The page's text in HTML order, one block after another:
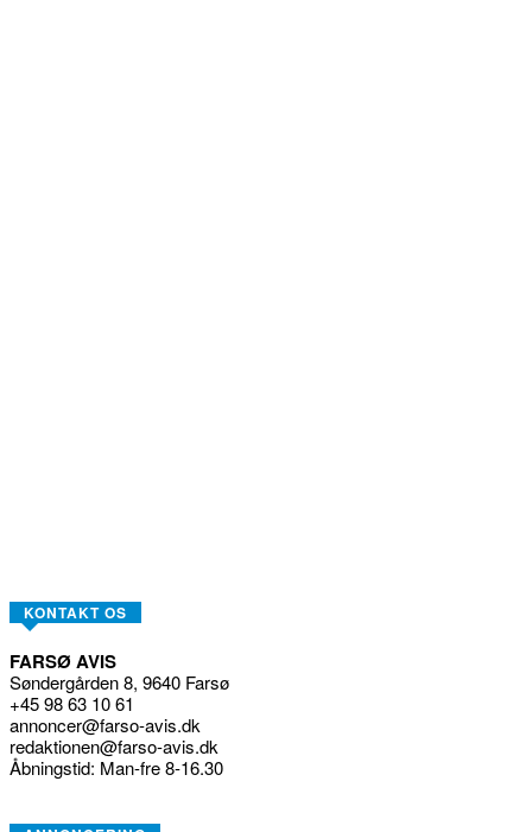
KONTAKT OS
FARSØ AVIS
Søndergården 8, 9640 Farsø
+45 98 63 10 61
annoncer@farso-avis.dk
redaktionen@farso-avis.dk
Åbningstid: Man-fre 8-16.30